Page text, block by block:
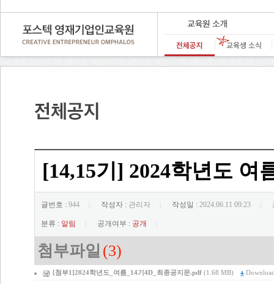
[14,15기] 2024학년도 여
글번호 : 944 작성자 : 관리자 작성일 : 2024.06.11 09:23
분류 : 알림 공개여부 : 공개
첨부파일 (3)
[첨부1]2024학년도_여름_14기4D_최종공지문.pdf (1.68 MB)